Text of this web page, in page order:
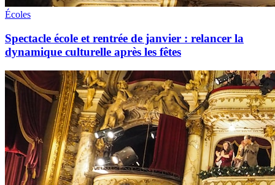
Écoles
Spectacle école et rentrée de janvier : relancer la
dynamique culturelle après les fêtes